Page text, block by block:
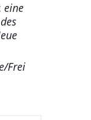
eine
Frei